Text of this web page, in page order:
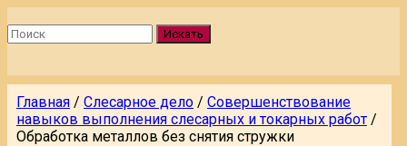
Искать
Главная / Слесарное дело / Совершенствование
навыков выполнения слесарных и токарных работ /
Обработка металлов без снятия стружки